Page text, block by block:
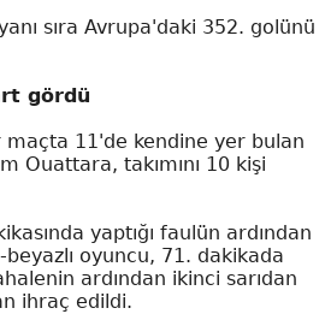
sıra Avrupa'daki 352. golünü
gördü
maçta 11'de kendine yer bulan
Ouattara, takımını 10 kişi
yaptığı faulün ardından
oyuncu, 71. dakikada
ardından ikinci sarıdan
ihraç edildi.